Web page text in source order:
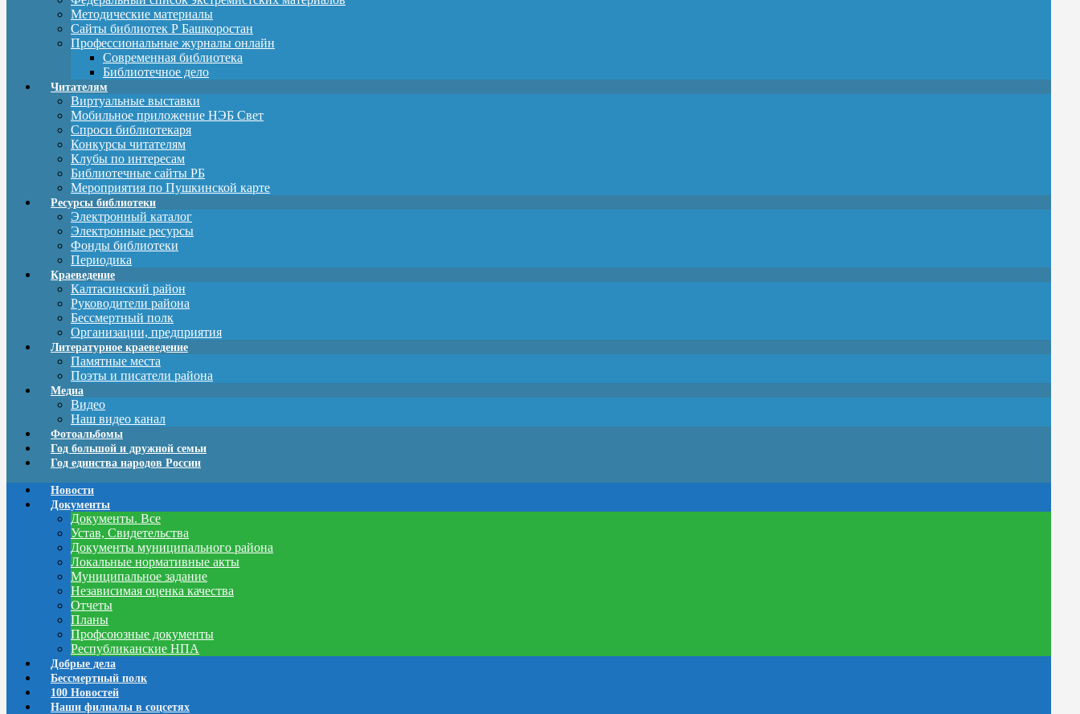
Методические материалы
Сайты библиотек Р Башкоростан
Профессиональные журналы онлайн
Современная библиотека
Библиотечное дело
Читателям
Виртуальные выставки
Мобильное приложение НЭБ Свет
Спроси библиотекаря
Конкурсы читателям
Клубы по интересам
Библиотечные сайты РБ
Мероприятия по Пушкинской карте
Ресурсы библиотеки
Электронный каталог
Электронные ресурсы
Фонды библиотеки
Периодика
Краеведение
Калтасинский район
Руководители района
Бессмертный полк
Организации, предприятия
Литературное краеведение
Памятные места
Поэты и писатели района
Медиа
Видео
Наш видео канал
Фотоальбомы
Год большой и дружной семьи
Год единства народов России
Новости
Документы
Документы. Все
Устав, Свидетельства
Документы муниципального района
Локальные нормативные акты
Муниципальное задание
Независимая оценка качества
Отчеты
Планы
Профсоюзные документы
Республиканские НПА
Добрые дела
Бессмертный полк
100 Новостей
Наши филиалы в соцсетях